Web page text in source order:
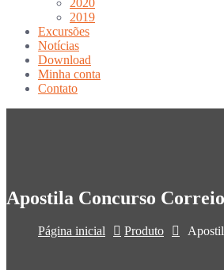
2020
2019
Excursões
Notícias
Download
Minha conta
Contato
Apostila Concurso
Página inicial Produto